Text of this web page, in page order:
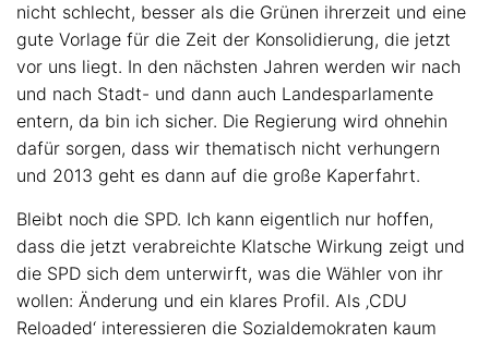
nicht schlecht, besser als die Grünen ihrerzeit und eine
gute Vorlage für die Zeit der Konsolidierung, die jetzt
vor uns liegt. In den nächsten Jahren werden wir nach
und nach Stadt- und dann auch Landesparlamente
entern, da bin ich sicher. Die Regierung wird ohnehin
dafür sorgen, dass wir thematisch nicht verhungern
und 2013 geht es dann auf die große Kaperfahrt.
Bleibt noch die SPD. Ich kann eigentlich nur hoffen,
dass die jetzt verabreichte Klatsche Wirkung zeigt und
die SPD sich dem unterwirft, was die Wähler von ihr
wollen: Änderung und ein klares Profil. Als ‚CDU
Reloaded‘ interessieren die Sozialdemokraten kaum